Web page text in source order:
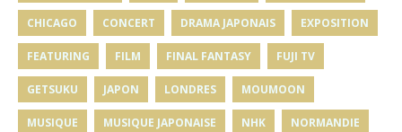
CHICAGO CONCERT DRAMA JAPONAIS EXPOSITION
FEATURING FILM FINAL FANTASY FUJI TV
GETSUKU JAPON LONDRES MOUMOON
MUSIQUE MUSIQUE JAPONAISE NHK NORMANDIE